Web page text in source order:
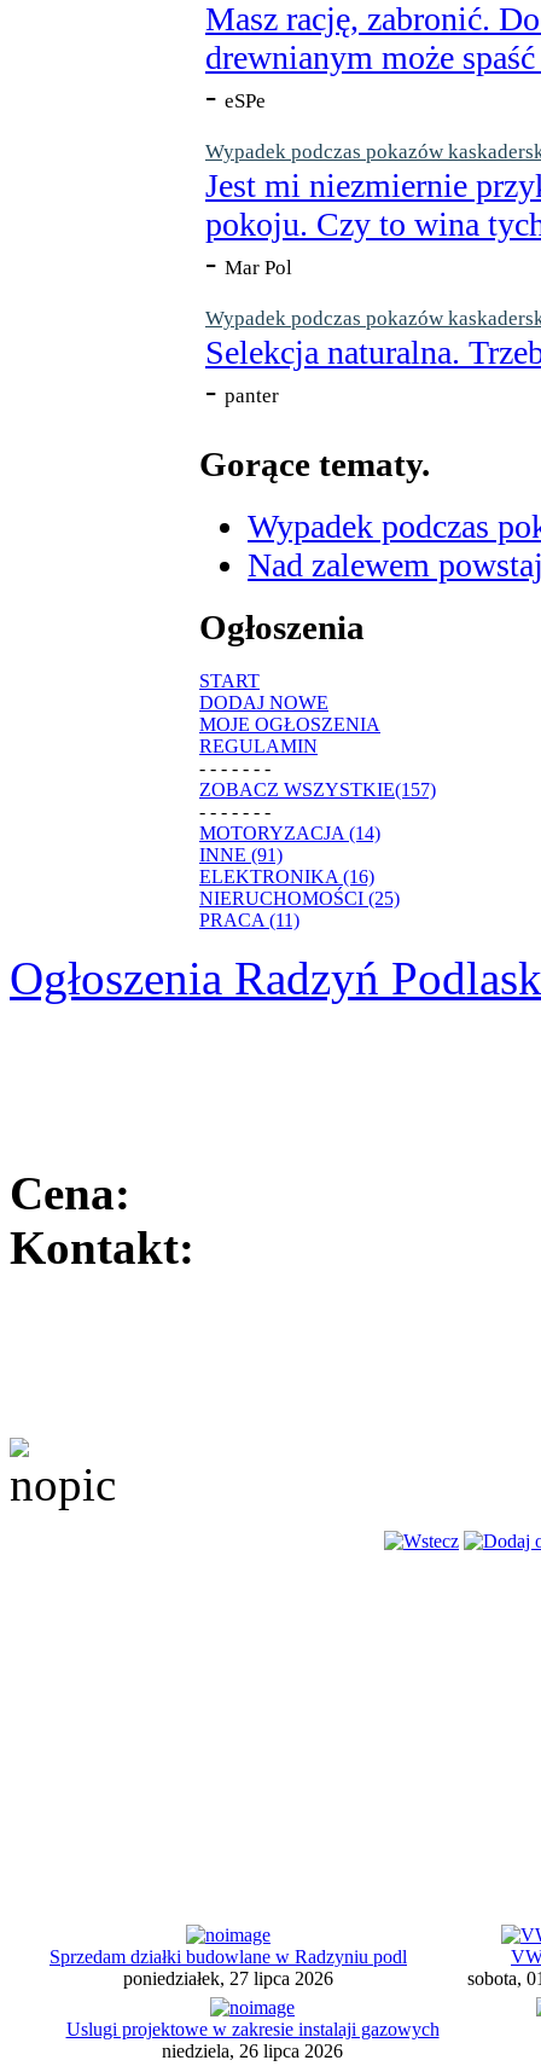
Masz rację, zabronić.
drewnianym może
- eSPe
Wypadek podczas pokazów
Jest mi niezmiernie
pokoju. Czy to wina
- Mar Pol
Wypadek podczas pokazów
Selekcja naturalna.
- panter
Gorące tematy.
Wypadek podczas
Nad zalewem
Ogłoszenia
START
DODAJ NOWE
MOJE OGŁOSZENIA
REGULAMIN
- - - - - - -
ZOBACZ WSZYSTKIE(157)
- - - - - - -
MOTORYZACJA (14)
INNE (91)
ELEKTRONIKA (16)
NIERUCHOMOŚCI (25)
PRACA (11)
Ogłoszenia Radzyń
Cena:
Kontakt:
Sprzedam działki budowlane w Radzyniu podl
poniedziałek, 27 lipca 2026
sobota,
Uslugi projektowe w zakresie instalaji gazowych
niedziela, 26 lipca 2026